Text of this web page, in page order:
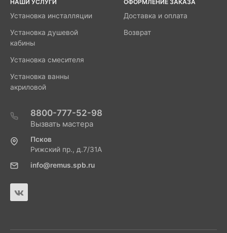
НАШИ УСЛУГИ
Установка инсталляции
Установка душевой
кабины
Установка смесителя
Установка ванны
акриловой
ОФОРМЛЕНИЕ ЗАКАЗА
Доставка и оплата
Возврат
8800-777-52-98
Вызвать мастера
Псков
Рижский пр., д.7/31А
info@remus.spb.ru